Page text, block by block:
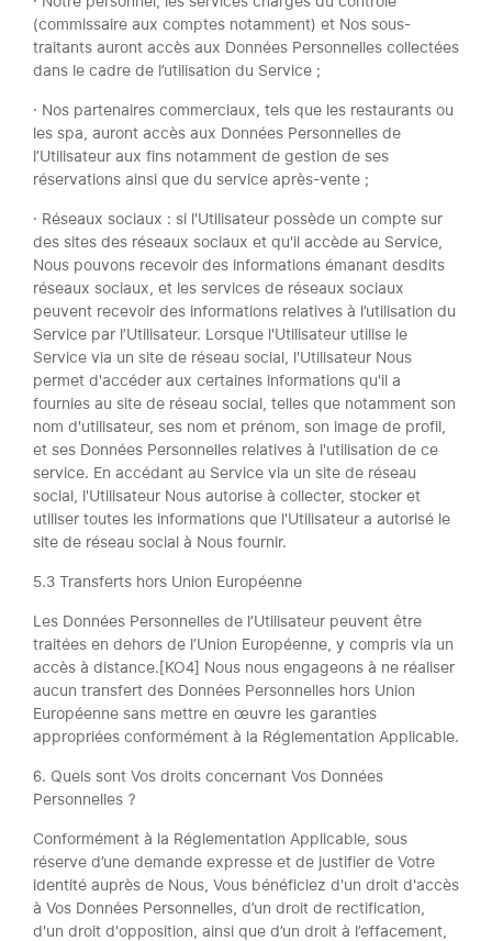
(commissaire aux comptes notamment) et Nos sous-
traitants auront accès aux Données Personnelles collectées
dans le cadre de l’utilisation du Service ;
· Nos partenaires commerciaux, tels que les restaurants ou
les spa, auront accès aux Données Personnelles de
l’Utilisateur aux fins notamment de gestion de ses
réservations ainsi que du service après-vente ;
· Réseaux sociaux : si l'Utilisateur possède un compte sur
des sites des réseaux sociaux et qu'il accède au Service,
Nous pouvons recevoir des informations émanant desdits
réseaux sociaux, et les services de réseaux sociaux
peuvent recevoir des informations relatives à l’utilisation du
Service par l’Utilisateur. Lorsque l'Utilisateur utilise le
Service via un site de réseau social, l'Utilisateur Nous
permet d'accéder aux certaines informations qu'il a
fournies au site de réseau social, telles que notamment son
nom d'utilisateur, ses nom et prénom, son image de profil,
et ses Données Personnelles relatives à l'utilisation de ce
service. En accédant au Service via un site de réseau
social, l'Utilisateur Nous autorise à collecter, stocker et
utiliser toutes les informations que l'Utilisateur a autorisé le
site de réseau social à Nous fournir.
5.3 Transferts hors Union Européenne
Les Données Personnelles de l’Utilisateur peuvent être
traitées en dehors de l’Union Européenne, y compris via un
accès à distance.[KO4] Nous nous engageons à ne réaliser
aucun transfert des Données Personnelles hors Union
Européenne sans mettre en œuvre les garanties
appropriées conformément à la Réglementation Applicable.
6. Quels sont Vos droits concernant Vos Données
Personnelles ?
Conformément à la Réglementation Applicable, sous
réserve d’une demande expresse et de justifier de Votre
identité auprès de Nous, Vous bénéficiez d'un droit d'accès
à Vos Données Personnelles, d’un droit de rectification,
d'un droit d'opposition, ainsi que d’un droit à l’effacement,